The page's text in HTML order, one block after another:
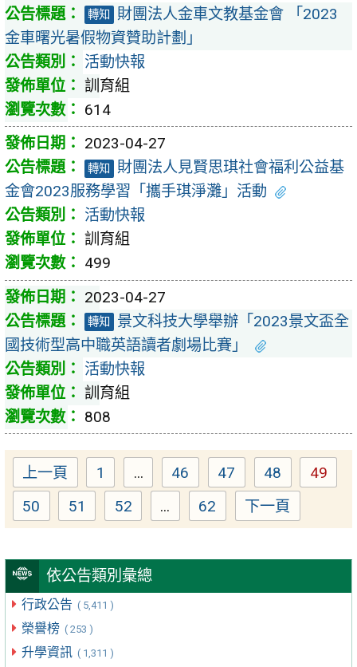
依公告類別彙總
行政公告 ( 5,411 )
榮譽榜 ( 253 )
升學資訊 ( 1,311 )
轉知
財團法人金車文教基金會 「2023
金車曙光暑假物資贊助計劃」
活動快報
訓育組
614
2023-04-27
轉知
財團法人見賢思琪社會福利公益基
金會2023服務學習「攜手琪淨灘」活動
活動快報
訓育組
499
2023-04-27
轉知
景文科技大學舉辦「2023景文盃全
國技術型高中職英語讀者劇場比賽」
活動快報
訓育組
808
上一頁 Page
1 ... Page
46 Page
47 Page
48 Page
49
Page
50 Page
51 Page
52 ... Page
62 下一頁